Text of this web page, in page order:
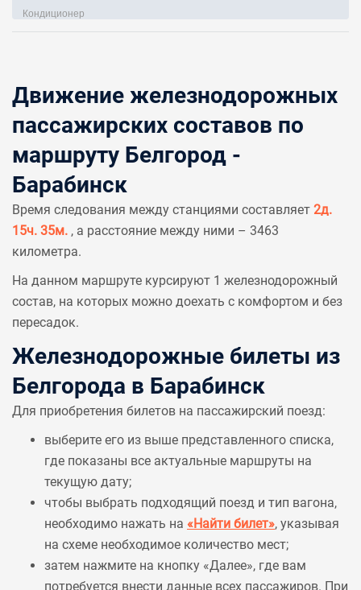
Кондиционер
Движение железнодорожных
пассажирских составов по
маршруту Белгород -
Барабинск
Время следования между станциями составляет 2д.
15ч. 35м. , а расстояние между ними – 3463
километра.
На данном маршруте курсируют 1 железнодорожный
состав, на которых можно доехать с комфортом и без
пересадок.
Железнодорожные билеты из
Белгорода в Барабинск
Для приобретения билетов на пассажирский поезд:
выберите его из выше представленного списка,
где показаны все актуальные маршруты на
текущую дату;
чтобы выбрать подходящий поезд и тип вагона,
необходимо нажать на «Найти билет», указывая
на схеме необходимое количество мест;
затем нажмите на кнопку «Далее», где вам
потребуется внести данные всех пассажиров. При